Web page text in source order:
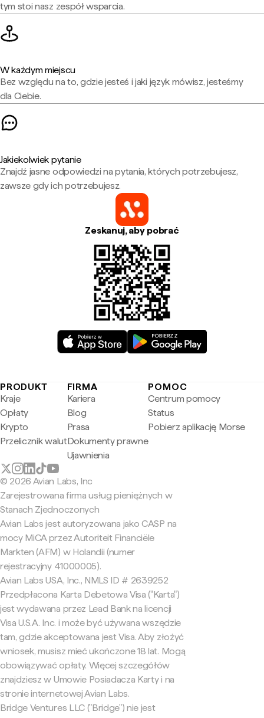
tym stoi nasz zespół wsparcia.
W każdym miejscu
Bez względu na to, gdzie jesteś i jaki język mówisz, jesteśmy
dla Ciebie.
Jakiekolwiek pytanie
Znajdź jasne odpowiedzi na pytania, których potrzebujesz,
zawsze gdy ich potrzebujesz.
Zeskanuj, aby pobrać
PRODUKT
Kraje
Opłaty
Krypto
Przelicznik walut
FIRMA
Kariera
Blog
Prasa
Dokumenty prawne
Ujawnienia
POMOC
Centrum pomocy
Status
Pobierz aplikację Morse
© 2026 Avian Labs, Inc
Zarejestrowana firma usług pieniężnych w
Stanach Zjednoczonych
Avian Labs jest autoryzowana jako CASP na
mocy MiCA przez Autoriteit Financiële
Markten (AFM) w Holandii (numer
rejestracyjny 41000005).
Avian Labs USA, Inc., NMLS ID # 2639252
Przedpłacona Karta Debetowa Visa ("Karta")
jest wydawana przez Lead Bank na licencji
Visa U.S.A. Inc. i może być używana wszędzie
tam, gdzie akceptowana jest Visa. Aby złożyć
wniosek, musisz mieć ukończone 18 lat. Mogą
obowiązywać opłaty. Więcej szczegółów
znajdziesz w Umowie Posiadacza Karty i na
stronie internetowej Avian Labs.
Bridge Ventures LLC ("Bridge") nie jest